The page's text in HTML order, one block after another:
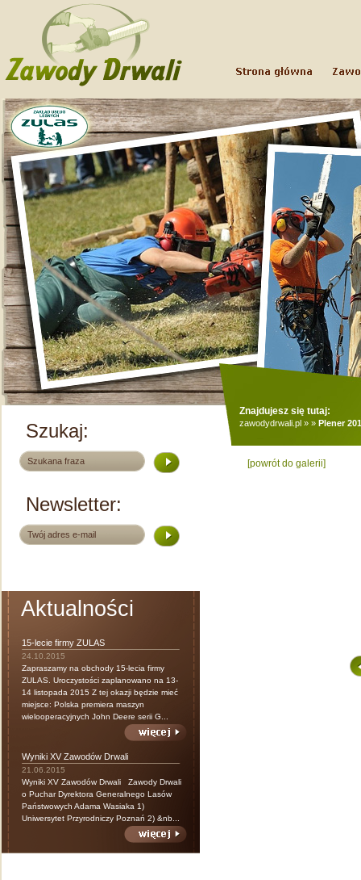
Szukaj:
Newsletter:
Aktualności
15-lecie firmy ZULAS
24.10.2015
Zapraszamy na obchody 15-lecia firmy
ZULAS. Uroczystości zaplanowano na 13-
14 listopada 2015 Z tej okazji będzie mieć
miejsce: Polska premiera maszyn
wielooperacyjnych John Deere serii G...
Wyniki XV Zawodów Drwali
21.06.2015
Wyniki XV Zawodów Drwali Zawody Drwali
o Puchar Dyrektora Generalnego Lasów
Państwowych Adama Wasiaka 1)
Uniwersytet Przyrodniczy Poznań 2) &nb...
Znajdujesz się tutaj:
zawodydrwali.pl » » Plener
[powrót do galerii]